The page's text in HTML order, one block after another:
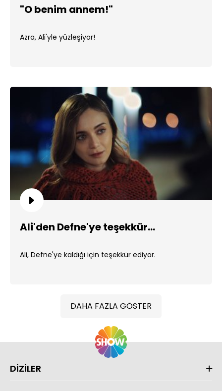
"O benim annem!"
Azra, Ali'yle yüzleşiyor!
Ali'den Defne'ye teşekkür...
Ali, Defne'ye kaldığı için teşekkür ediyor.
DAHA FAZLA GÖSTER
DİZİLER